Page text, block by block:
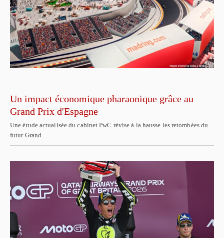
Un impact économique pharaonique grâce au
Grand Prix d'Espagne
Une étude actualisée du cabinet PwC révise à la hausse les retombées du
futur Grand…